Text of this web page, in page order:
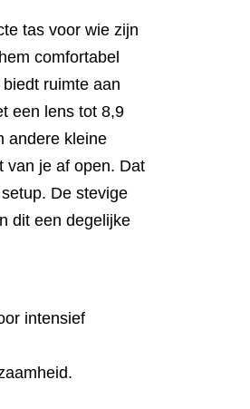
tas voor wie zijn
comfortabel
ruimte aan
een lens tot 8,9
andere kleine
van je af open. Dat
De stevige
dit een degelijke
intensief